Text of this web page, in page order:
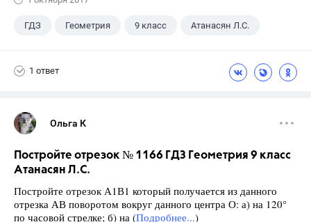
ГДЗ Геометрия 9 класс Атанасян Л.С.
1 ответ
Ольга К
Постройте отрезок № 1166 ГДЗ Геометрия 9 класс
Атанасян Л.С.
Постройте отрезок А1В1 который получается из данного
отрезка АВ поворотом вокруг данного центра О: а) на 120°
по часовой стрелке; б) на (Подробнее...)